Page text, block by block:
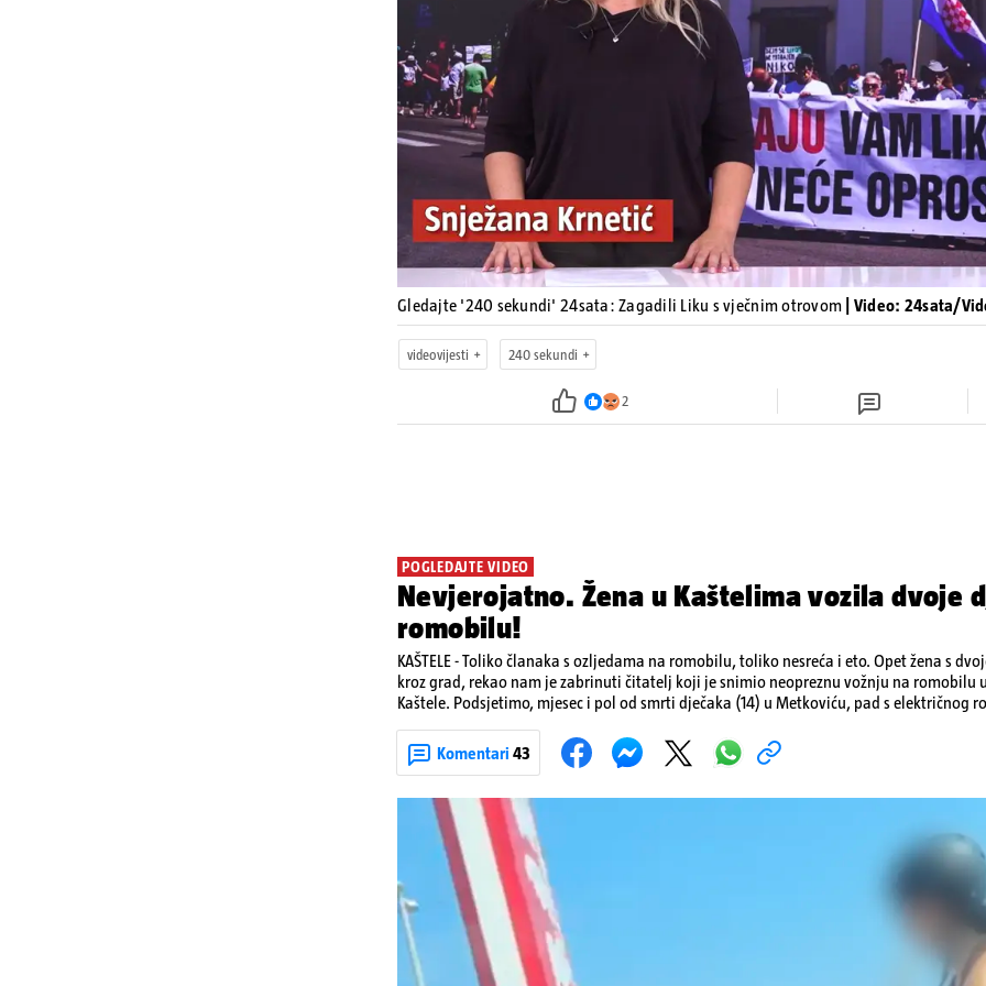
Pokretanje videa...
Gledajte '240 sekundi' 24sata: Zagadili Liku s vječnim otrovom | Video: 24sata/
videovijesti 240 sekundi
2
POGLEDAJTE VIDEO
Nevjerojatno. Žena u Kaštelima vozila dvoje
romobilu!
KAŠTELE - Toliko članaka s ozljedama na romobilu, toliko nesreća i eto. Opet žena s
kroz grad, rekao nam je zabrinuti čitatelj koji je snimio neopreznu vožnju na romobilu
Kaštele. Podsjetimo, mjesec i pol od smrti dječaka (14) u Metkoviću, pad s električnog
zadobivenima u padu s romobila.
Komentari 43